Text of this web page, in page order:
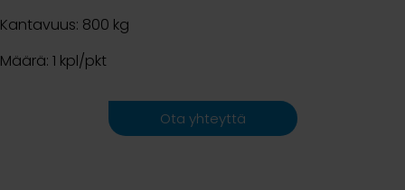
Kantavuus: 800 kg
Määrä: 1 kpl/pkt
Ota yhteyttä